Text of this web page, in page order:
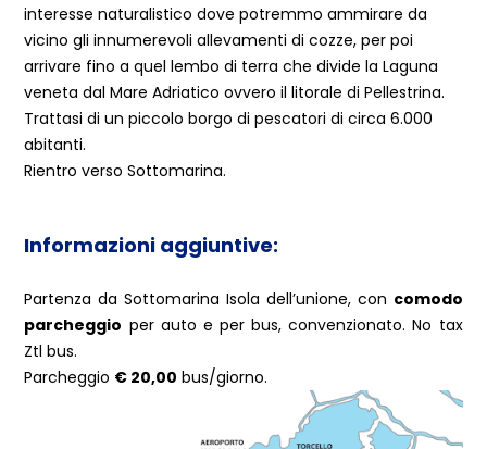
interesse naturalistico dove potremmo ammirare da
vicino gli innumerevoli allevamenti di cozze, per poi
arrivare fino a quel lembo di terra che divide la Laguna
veneta dal Mare Adriatico ovvero il litorale di Pellestrina.
Trattasi di un piccolo borgo di pescatori di circa 6.000
abitanti.
Rientro verso Sottomarina.
Informazioni aggiuntive:
Partenza da Sottomarina Isola dell’unione, con comodo
parcheggio per auto e per bus, convenzionato. No tax
Ztl bus.
Parcheggio € 20,00 bus/giorno.